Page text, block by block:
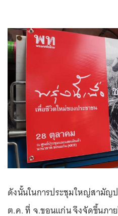
ดังนั้นในการประชุมใหญ่สามัญ
ต.ค. ที่ จ.ขอนแก่น จึงจัดขึ้นภา